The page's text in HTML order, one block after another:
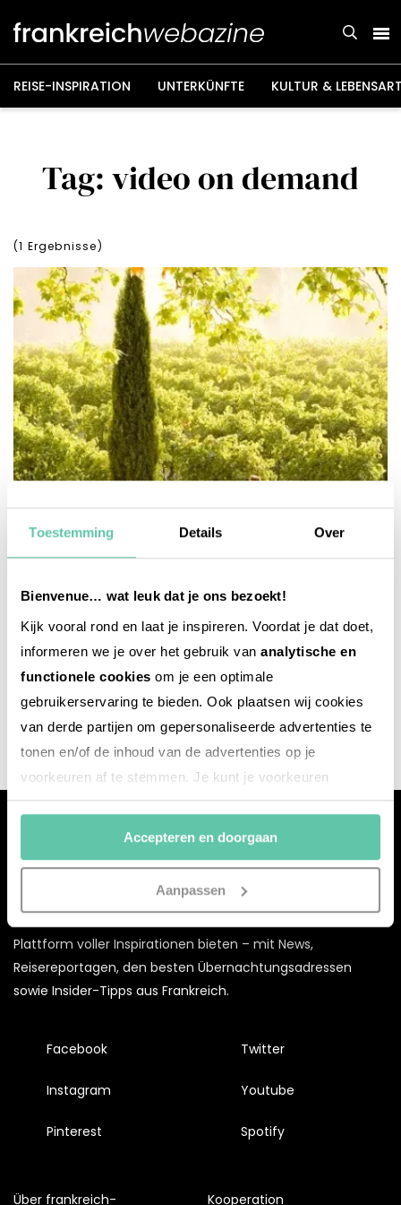
Toestemming Details Over
Bienvenue… wat leuk dat je ons bezoekt!
Kijk vooral rond en laat je inspireren. Voordat je dat doet,
informeren we je over het gebruik van analytische en
functionele cookies om je een optimale
gebruikerservaring te bieden. Ook plaatsen wij cookies
van derde partijen om gepersonaliseerde advertenties te
tonen en/of de inhoud van de advertenties op je
voorkeuren af te stemmen. Je kunt je voorkeuren
beheren via ‘Zelf instellen’. Klik je op ‘Accepteren en
Accepteren en doorgaan
Aanpassen
Inhalt
REISE-INSPIRATION UNTERKÜNFTE KULTUR &
Tag: video on demand
(1 Ergebnisse)
kultur & lebensart
7 Filme, die in Frankreich spielen
10. DEZEMBER 2022
Plattform voller Inspirationen bieten – mit News,
Reisereportagen, den besten Übernachtungsadressen
sowie Insider-Tipps aus Frankreich.
Facebook
Instagram
Pinterest
Twitter
Youtube
Spotify
Über frankreich- Kooperation